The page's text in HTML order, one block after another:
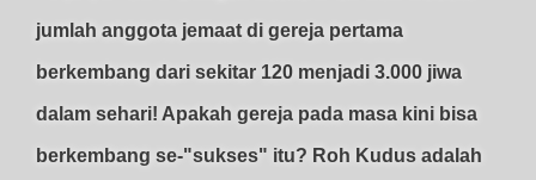
jumlah anggota jemaat di gereja pertama
berkembang dari sekitar 120 menjadi 3.000 jiwa
dalam sehari! Apakah gereja pada masa kini bisa
berkembang se-"sukses" itu? Roh Kudus adalah